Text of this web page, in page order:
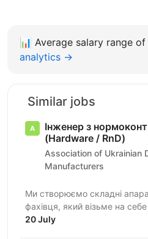
📊 Average salary range
analytics →
Similar jobs
Інженер з
(Hardware / RnD)
Association of Ukrainian
Manufacturers
Ми створюємо складні
фахівця, який візьме на себе
культуру інженерної
20 July